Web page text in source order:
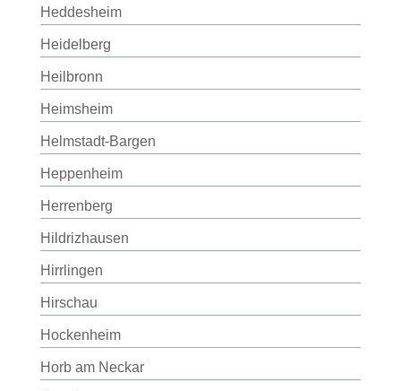
Heddesheim
Heidelberg
Heilbronn
Heimsheim
Helmstadt-Bargen
Heppenheim
Herrenberg
Hildrizhausen
Hirrlingen
Hirschau
Hockenheim
Horb am Neckar